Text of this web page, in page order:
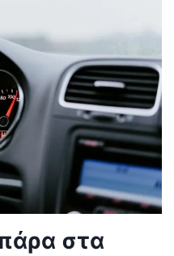
στα